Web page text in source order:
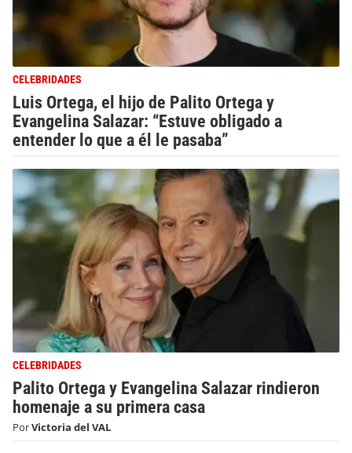
CELEBRIDADES
Luis Ortega, el hijo de Palito Ortega y
Evangelina Salazar: “Estuve obligado a
entender lo que a él le pasaba”
CELEBRIDADES
Palito Ortega y Evangelina Salazar rindieron
homenaje a su primera casa
PorVictoria del VAL